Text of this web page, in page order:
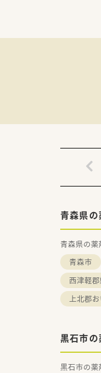
青森県
青森県の薬
青森市
西津軽
上北郡
黒石市
黒石市の薬